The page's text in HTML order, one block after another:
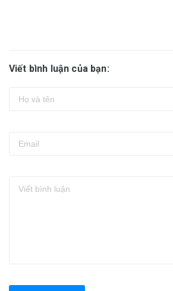
Viết bình luận của bạn: